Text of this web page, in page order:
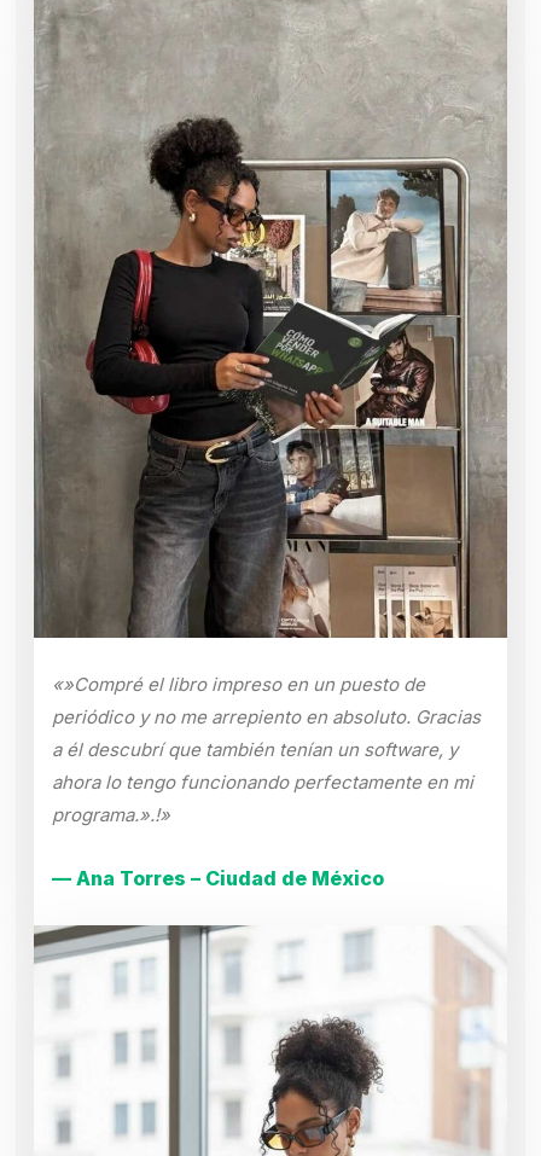
«»Compré el libro impreso en un puesto de
periódico y no me arrepiento en absoluto. Gracias
a él descubrí que también tenían un software, y
ahora lo tengo funcionando perfectamente en mi
programa.».!»
— Ana Torres – Ciudad de México